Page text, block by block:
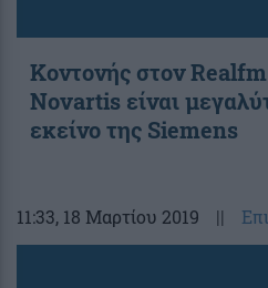
Κοντονής στον
Novartis είναι
εκείνο της Siemens
11:33, 18 Μαρτίου 2019 ||